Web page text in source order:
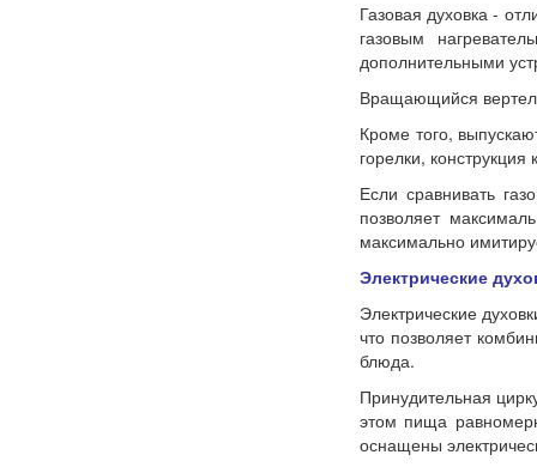
Газовая духовка -
газовым
дополнительными
Вращающийся вертел
Кроме того,
горелки,
Если сравнивать
позволяет
максимально
Электрические
Электрические
что позволяет
блюда.
Принудительная
этом пища
оснащены